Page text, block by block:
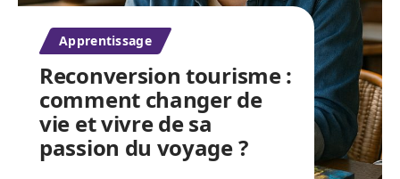
Apprentissage
Reconversion tourisme :
comment changer de
vie et vivre de sa
passion du voyage ?